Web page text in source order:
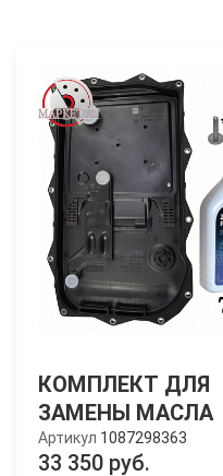
КОМПЛЕКТ ДЛЯ
ЗАМЕНЫ МАСЛА
Артикул 1087298363
33 350 руб.